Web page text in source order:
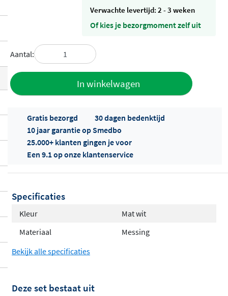
Verwachte levertijd: 2 - 3 weken
Of kies je bezorgmoment zelf uit
Aantal:
In winkelwagen
ophalen...
Gratis bezorgd
30 dagen bedenktijd
10 jaar garantie op Smedbo
25.000+ klanten gingen je voor
Een 9.1 op onze klantenservice
Specificaties
Kleur
Mat wit
Materiaal
Messing
Bekijk alle specificaties
Deze set bestaat uit